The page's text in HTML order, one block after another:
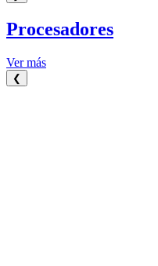
Procesadores
Ver más
❮